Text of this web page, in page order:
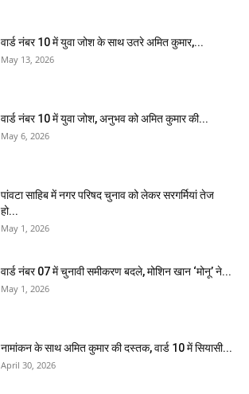
वार्ड नंबर 10 में युवा जोश के साथ उतरे अमित कुमार,...
May 13, 2026
वार्ड नंबर 10 में युवा जोश, अनुभव को अमित कुमार की...
May 6, 2026
पांवटा साहिब में नगर परिषद चुनाव को लेकर सरगर्मियां तेज
हो...
May 1, 2026
वार्ड नंबर 07 में चुनावी समीकरण बदले, मोशिन खान ‘मोनू’ ने...
May 1, 2026
नामांकन के साथ अमित कुमार की दस्तक, वार्ड 10 में सियासी...
April 30, 2026